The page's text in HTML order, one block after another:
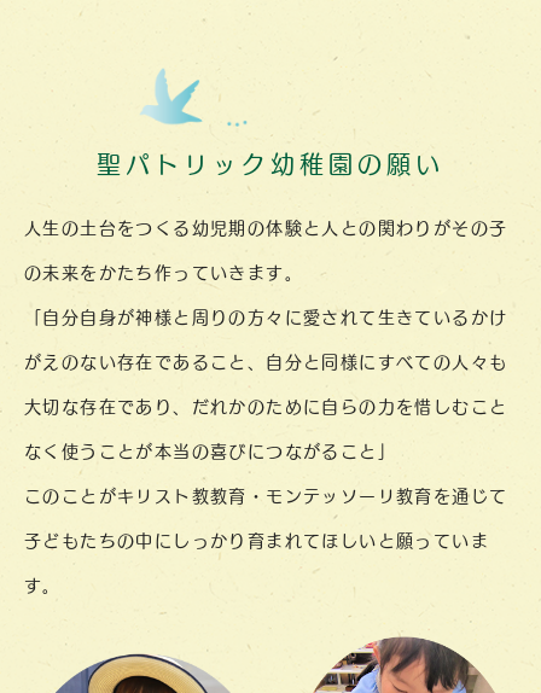
聖パトリック幼稚園の願い
人生の土台をつくる幼児期の体験と 人との関わりがその子
の未来をかたち作っていきます。
「自分自身が神様と周りの方々に愛されて生きているかけ
がえのない存在であること、 自分と同様にすべての人々も
大切な存在であり、 だれかのために自らの力を惜しむこと
なく 使うことが本当の喜びにつながること」
このことがキリスト教教育・ モンテッソーリ教育を通じて
子どもたちの中にしっかり育まれてほしいと願っていま
す。